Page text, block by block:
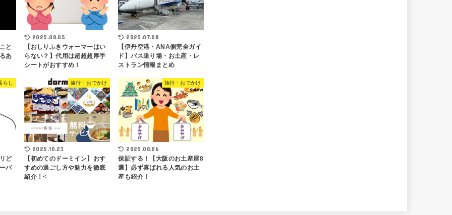
と
あ
2025.08.05
【おしりふきウォーマーはい
らない？】代用は超超超厚手
シートがおすすめ！
2025.07.08
【伊丹空港・ANA側完全ガイ
ド】バス乗り場・お土産・レ
ストラン情報まとめ
らし
ど
バ
旅行・おでかけ
2025.10.23
【初めてのドーミイン】おす
すめの過ごし方や魅力を徹底
紹介！<
旅行・おでかけ
2025.08.06
保証する！【大阪のお土産屋8
選】必ず喜ばれる人気のお土
産も紹介！